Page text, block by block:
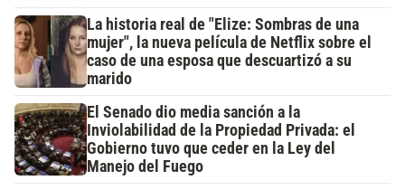
La historia real de "Elize: Sombras de una
mujer", la nueva película de Netflix sobre el
caso de una esposa que descuartizó a su
marido
El Senado dio media sanción a la
Inviolabilidad de la Propiedad Privada: el
Gobierno tuvo que ceder en la Ley del
Manejo del Fuego